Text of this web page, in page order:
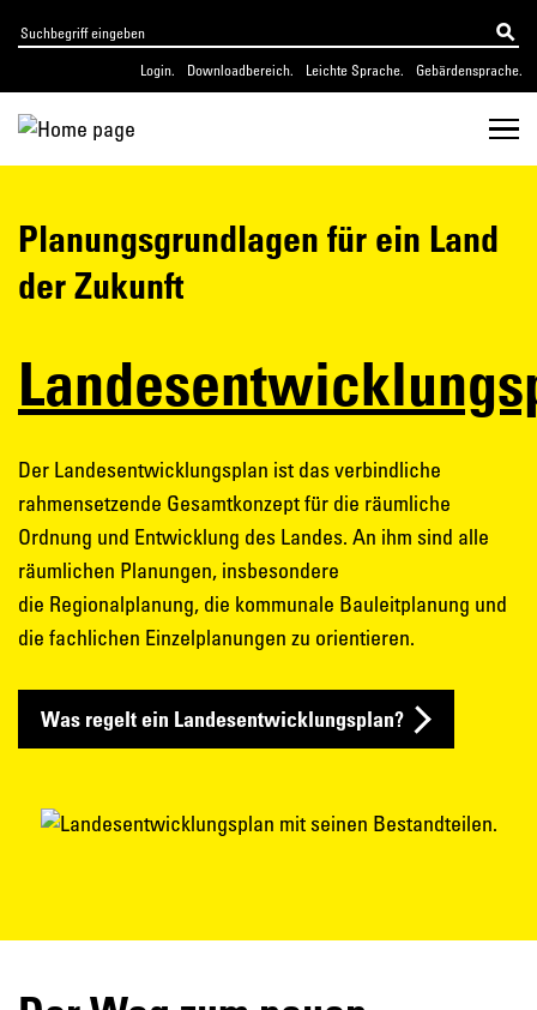
Login. Downloadbereich. Leichte Sprache. Gebärdensprache.
Planungsgrundlagen für ein Land
der Zukunft
Der Landesentwicklungsplan ist das verbindliche
rahmensetzende Gesamtkonzept für die räumliche
Ordnung und Entwicklung des Landes. An ihm sind alle
räumlichen Planungen, insbesondere
die Regionalplanung, die kommunale Bauleitplanung und
die fachlichen Einzelplanungen zu orientieren.
Was regelt ein Landesentwicklungsplan?